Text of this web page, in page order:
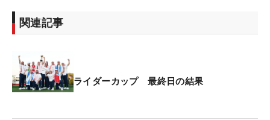
関連記事
ライダーカップ 最終日の結果